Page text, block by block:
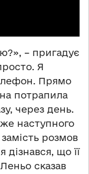
– пригадує
Я
Прямо
потрапила
через день.
наступного
розмов
дізнався, що її
сказав